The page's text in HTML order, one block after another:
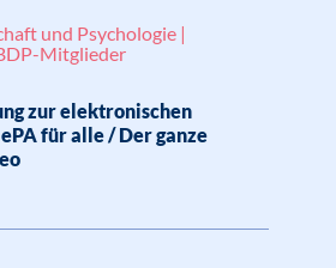
und Psychologie |
Mitglieder
zur elektronischen
für alle / Der ganze